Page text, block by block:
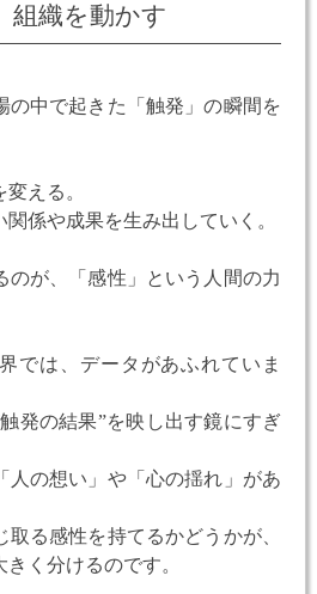
組織を動かす
の中で起きた「触発」の瞬間を
える。
係や成果を生み出していく。
のが、「感性」という人間の力
では、データがあふれていま
発の結果”を映し出す鏡にすぎ
人の想い」や「心の揺れ」があ
る感性を持てるかどうかが、
く分けるのです。